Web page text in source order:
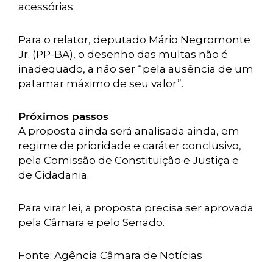
acessórias.
Para o relator, deputado Mário Negromonte
Jr. (PP-BA), o desenho das multas não é
inadequado, a não ser “pela ausência de um
patamar máximo de seu valor”.
Próximos passos
A proposta ainda será analisada ainda, em
regime de prioridade e caráter conclusivo,
pela Comissão de Constituição e Justiça e
de Cidadania.
Para virar lei, a proposta precisa ser aprovada
pela Câmara e pelo Senado.
Fonte: Agência Câmara de Notícias